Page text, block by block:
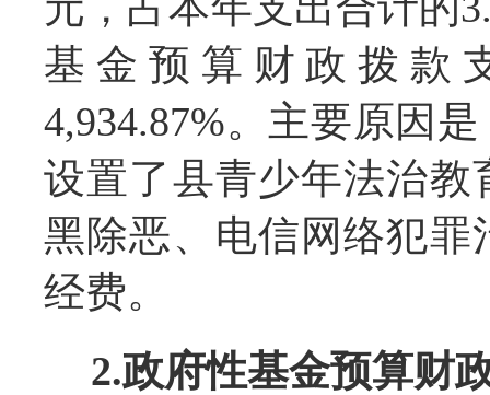
基金预算财政拨款
4,934.87%。主要原因
设置了县青少年法治
黑除恶、电信网络犯
经费。
2.政府性基金预算财